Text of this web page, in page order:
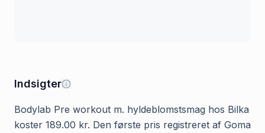
Indsigter
Bodylab Pre workout m. hyldeblomstsmag hos Bilka
koster 189.00 kr. Den første pris registreret af Goma